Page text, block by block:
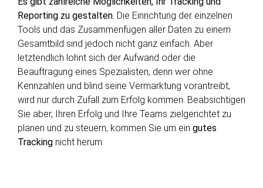
Reporting zu gestalten. Die Einrichtung der einzelnen
Tools und das Zusammenfügen aller Daten zu einem
Gesamtbild sind jedoch nicht ganz einfach. Aber
letztendlich lohnt sich der Aufwand oder die
Beauftragung eines Spezialisten, denn wer ohne
Kennzahlen und blind seine Vermarktung vorantreibt,
wird nur durch Zufall zum Erfolg kommen. Beabsichtigen
Sie aber, Ihren Erfolg und Ihre Teams zielgerichtet zu
planen und zu steuern, kommen Sie um ein gutes
Tracking nicht herum.